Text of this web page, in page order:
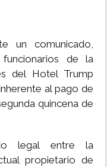
un comunicado,
de la
del Hotel Trump
al pago de
quincena de
legal entre la
propietario de